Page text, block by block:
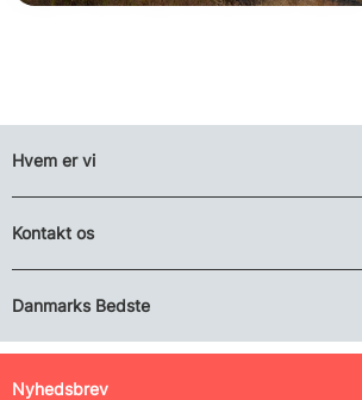
Hvem er vi
Kontakt os
Danmarks Bedste
Nyhedsbrev